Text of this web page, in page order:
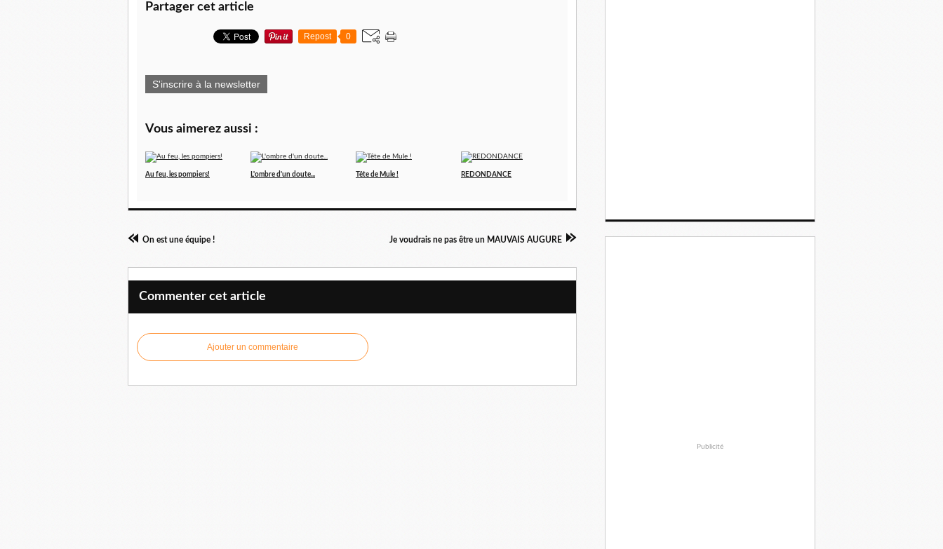
Partager cet article
Repost 0
S'inscrire à la newsletter
Vous aimerez aussi :
Au feu, les pompiers! L'ombre d'un doute... Tête de Mule ! REDONDANCE
On est une équipe ! Je voudrais ne pas être un MAUVAIS AUGURE
Commenter cet article
Ajouter un commentaire
Publicité